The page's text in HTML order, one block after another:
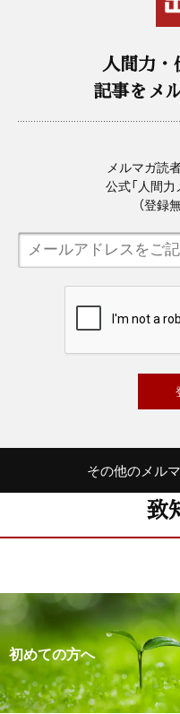
人間力・
記事をメ
メルマガ読
公式「人間
（登録
その他のメル
致
初めての方へ